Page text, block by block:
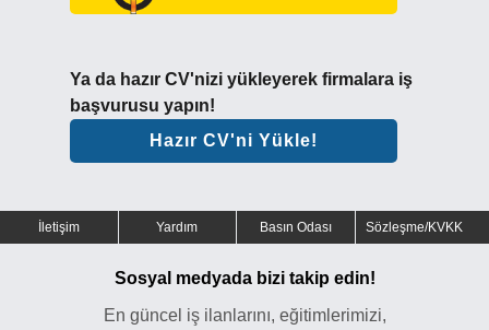
Ya da hazır CV'nizi yükleyerek firmalara iş
başvurusu yapın!
Hazır CV'ni Yükle!
İletişim Yardım Basın Odası Sözleşme/KVKK
Sosyal medyada bizi takip edin!
En güncel iş ilanlarını, eğitimlerimizi,